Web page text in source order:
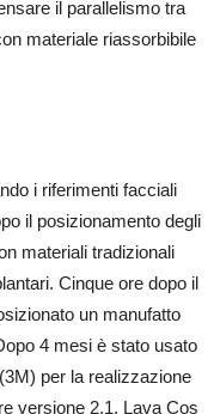
il parallelismo tra
materiale riassorbibile
i riferimenti facciali
il posizionamento degli
materiali tradizionali
Cinque ore dopo il
un manufatto
4 mesi è stato usato
per la realizzazione
versione 2.1. Lava Cos